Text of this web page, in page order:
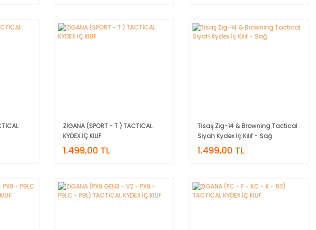
ZİGANA (SPORT - T ) TACTİCAL
KYDEX İÇ KILIF
1.499,00 TL
Tisaş Zig-14 & Browning Tactical
Siyah Kydex İç Kılıf - Sağ
1.499,00 TL